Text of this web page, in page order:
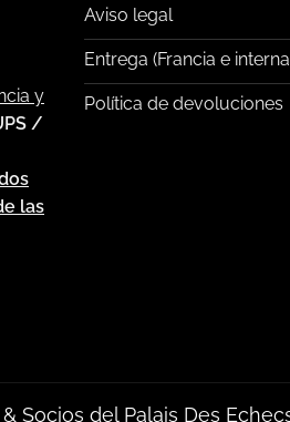
y
/
las
Aviso legal
Entrega (Francia e
Política de devoluciones
Socios del Palais Des